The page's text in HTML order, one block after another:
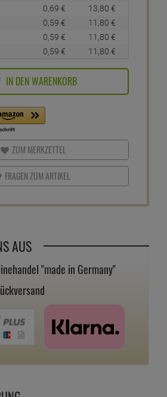
0, 69 € 13, 80 €
0, 59 € 11, 80 €
0, 59 € 11, 80 €
0, 59 € 11, 80 €
IN DEN WARENKORB
ZUM MERKZETTEL
FRAGEN ZUM ARTIKEL
AUS
"made in Germany"